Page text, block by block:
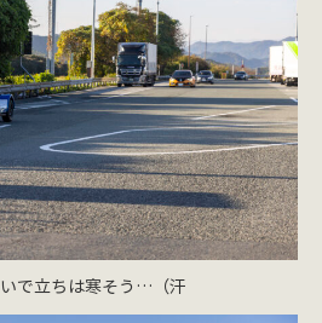
で立ちは寒そう…（汗